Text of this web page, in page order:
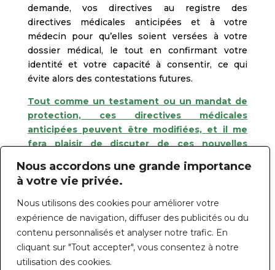
Nous accordons une grande importance
à votre vie privée.
Nous utilisons des cookies pour améliorer votre
expérience de navigation, diffuser des publicités ou du
contenu personnalisés et analyser notre trafic. En
cliquant sur "Tout accepter", vous consentez à notre
utilisation des cookies.
demande, vos directives au registre des
directives médicales anticipées et à votre
médecin pour qu’elles soient versées à votre
dossier médical, le tout en confirmant votre
identité et votre capacité à consentir, ce qui
évite alors des contestations futures.
Tout comme un testament ou un mandat de
protection, ces directives médicales
anticipées peuvent être modifiées, et il me
fera plaisir de discuter de ces nouvelles
CONTACTEZ-MOI DÈS MAINTENANT!